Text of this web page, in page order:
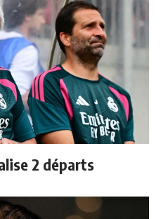
2 départs